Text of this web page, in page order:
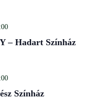
– Hadart Színház
Színház